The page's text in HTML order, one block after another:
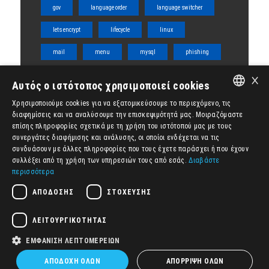
gov language order language switcher
lets encrypt lifecycle linux
mail menu mysql phishing
ubuntu vps Woocommerce
wordpress WPML διάγραμμα ροής
δωρεάν ιστοσελίδα κύκλος ζωής
πυρήνας
ENGLISH
ΕΛΛΗΝΙΚΆ
×
Αυτός ο ιστότοπος χρησιμοποιεί cookies
Χρησιμοποιούμε cookies για να εξατομικεύσουμε το περιεχόμενο, τις
διαφημίσεις και να αναλύσουμε την επισκεψιμότητά μας. Μοιραζόμαστε
επίσης πληροφορίες σχετικά με τη χρήση του ιστότοπού μας με τους
συνεργάτες διαφήμισης και ανάλυσης, οι οποίοι ενδέχεται να τις
συνδυάσουν με άλλες πληροφορίες που τους έχετε παράσχει ή που έχουν
συλλέξει από τη χρήση των υπηρεσιών τους από εσάς. Διαβάστε
περισσότερα
ΑΠΌΔΟΣΗΣ ΣΤΌΧΕΥΣΗΣ
ΛΕΙΤΟΥΡΓΙΚΌΤΗΤΑΣ
ΕΜΦΆΝΙΣΗ ΛΕΠΤΟΜΕΡΕΙΏΝ
ΑΠΟΔΟΧΉ ΌΛΩΝ ΑΠΌΡΡΙΨΗ ΌΛΩΝ